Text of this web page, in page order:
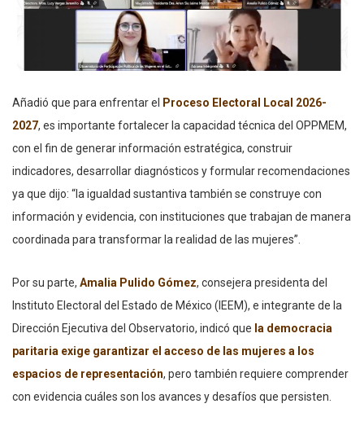
Añadió que para enfrentar el
Proceso Electoral Local 2026-
2027, es importante fortalecer la capacidad técnica del OPPMEM,
con el fin de generar información estratégica, construir
indicadores, desarrollar diagnósticos y formular recomendaciones
ya que dijo: “la igualdad sustantiva también se construye con
información y evidencia, con instituciones que trabajan de manera
coordinada para transformar la realidad de las mujeres”.
Por su parte, Amalia Pulido Gómez, consejera presidenta del
Instituto Electoral del Estado de México (IEEM), e integrante de la
Dirección Ejecutiva del Observatorio, indicó que la democracia
paritaria exige garantizar el acceso de las mujeres a los
espacios de representación, pero también requiere comprender
con evidencia cuáles son los avances y desafíos que persisten.